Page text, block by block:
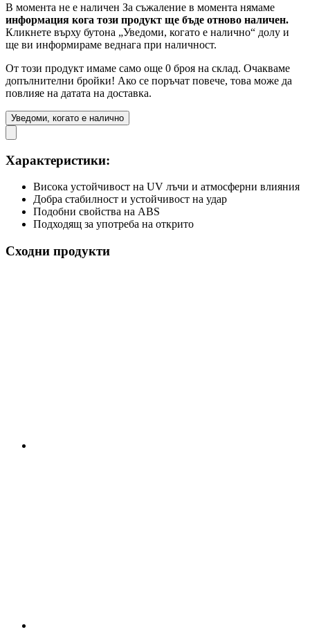
В момента не е наличен За съжаление в момента нямаме
информация кога този продукт ще бъде отново наличен.
Кликнете върху бутона „Уведоми, когато е налично“ долу и
ще ви информираме веднага при наличност.
От този продукт имаме само още 0 броя на склад. Очакваме
допълнителни бройки! Ако се поръчат повече, това може да
повлияе на датата на доставка.
Уведоми, когато е налично
Характеристики:
Висока устойчивост на UV лъчи и атмосферни влияния
Добра стабилност и устойчивост на удар
Подобни свойства на ABS
Подходящ за употреба на открито
Сходни продукти